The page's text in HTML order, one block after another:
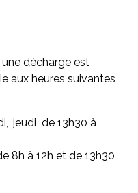
décharge est
aux heures suivantes
,jeudi de 13h30 à
8h à 12h et de 13h30